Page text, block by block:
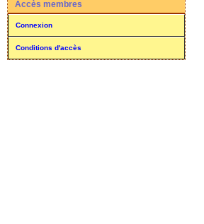
Accès membres
Connexion
Conditions d'accès